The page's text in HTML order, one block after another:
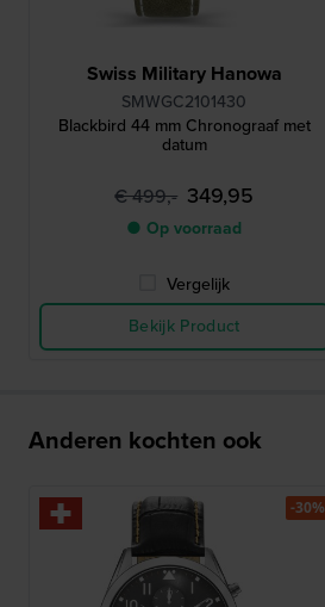
Swiss Military Hanowa
SMWGC2101430
Blackbird 44 mm Chronograaf met
datum
€ 499,- 349,95
● Op voorraad
Vergelijk
Bekijk Product
Anderen kochten ook
-30%